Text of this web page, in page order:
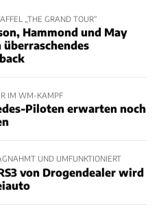
„THE GRAND TOUR“
Hammond und May
IM WM-KAMPF
Piloten erwarten noch
UND UMFUNKTIONIERT
von Drogendealer wird